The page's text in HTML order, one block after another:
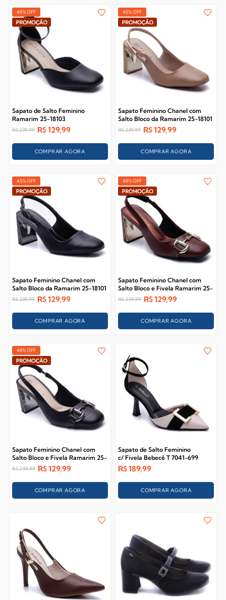
45% OFF
Sapato de Salto Feminino
Ramarim 25-18103
R$239,99 R$129,99
COMPRAR AGORA
45% OFF
Sapato Feminino Chanel com
Salto Bloco da Ramarim 25-18101
R$239,99 R$129,99
COMPRAR AGORA
45% OFF
Sapato Feminino Chanel com
Salto Bloco da Ramarim 25-18101
R$239,99 R$129,99
COMPRAR AGORA
48% OFF
Sapato Feminino Chanel com
Salto Bloco e Fivela Ramarim 25-
18102
R$249,99 R$129,99
COMPRAR AGORA
48% OFF
Sapato Feminino Chanel com
Salto Bloco e Fivela Ramarim 25-
18102
R$249,99 R$129,99
COMPRAR AGORA
Sapato de Salto Feminino
c/ Fivela Bebecê T 7041-699
R$189,99
COMPRAR AGORA